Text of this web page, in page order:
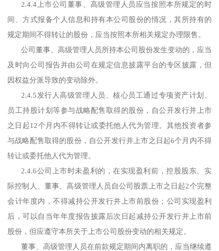
2.4.4上市公司董事、高级管理人员应当按照本所规定的时
间、方式报备个人信息和持有本公司股份的情况，其所持有的
规定期间不得转让的股份，应当按照本所相关规定办理限售。
公司董事、高级管理人员所持本公司股份发生变动的，应当
及时向公司报告并由公司在规定信息披露平台的专区披露，但
因权益分派导致的变动除外。
2.4.5发行人高级管理人员、核心员工通过专项资产计划、
员工持股计划等参与战略配售取得的股份，自公开发行并上市
之日起12个月内不得转让或委托他人代为管理。其他投资者参
与战略配售取得的股份，自公开发行并上市之日起6个月内不得
转让或委托他人代为管理。
2.4.6公司上市时未盈利的，在实现盈利前，控股股东、实
际控制人、董事、高级管理人员自公司股票上市之日起2个完整
会计年度内，不得减持公开发行并上市前股份；公司实现盈利
后，可以自当年年度报告披露后次日起减持公开发行并上市前
股份，但应遵守本所关于上市公司股份变动的相关规定。
董事、高级管理人员在前款规定期间内离职的，应当继续遵